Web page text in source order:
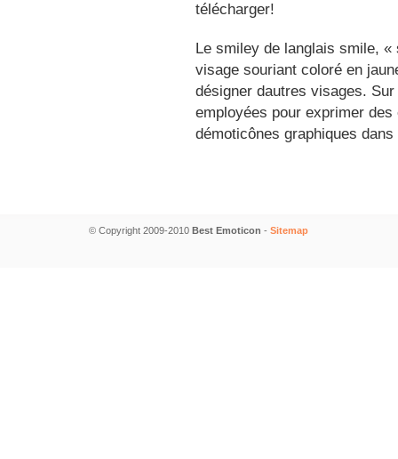
télécharger!
Le smiley de langlais smile,
visage souriant coloré en
désigner dautres visages.
employées pour exprimer
démoticônes graphiques
© Copyright 2009-2010 Best Emoticon - Sitemap